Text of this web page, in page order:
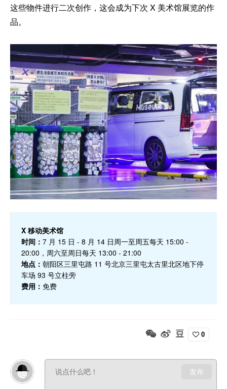
这些物件进行二次创作，这会成为下次 X 美术馆展览的作
品。
X 移动美术馆
时间： 7 月 15 日 - 8 月 14 日周一至周五每天 15:00 -
20:00，周六至周日每天 13:00 - 21:00
地点： 朝阳区三里屯路 11 号北京三里屯太古里北区地下停
车场 93 号立柱旁
费用： 免费
0
发布